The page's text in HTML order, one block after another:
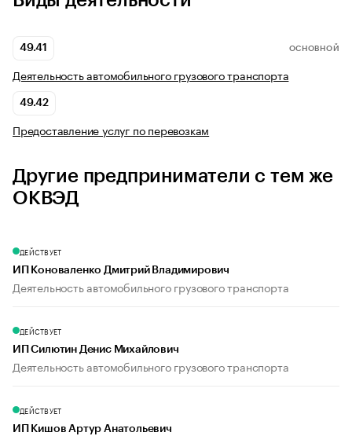
49.41 ОСНОВНОЙ
Деятельность автомобильного грузового транспорта
49.42
Предоставление услуг по перевозкам
Другие предприниматели с тем же
ОКВЭД
ДЕЙСТВУЕТ
ИП Коноваленко Дмитрий Владимирович
Деятельность автомобильного грузового транспорта
ДЕЙСТВУЕТ
ИП Силютин Денис Михайлович
Деятельность автомобильного грузового транспорта
ДЕЙСТВУЕТ
ИП Кишов Артур Анатольевич